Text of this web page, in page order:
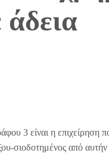
άδεια
3 είναι η επιχείρηση
σιοδοτημένος από